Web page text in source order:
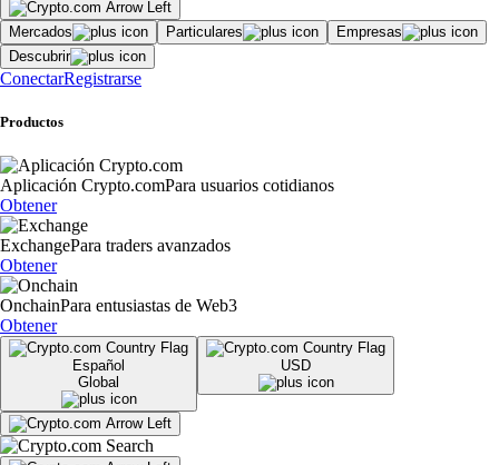
Mercados Particulares
Empresas
Descubrir
ConectarRegistrarse
Productos
Aplicación Crypto.comPara usuarios cotidianos
Obtener
ExchangePara traders avanzados
Obtener
OnchainPara entusiastas de Web3
Obtener
Español
Global
USD